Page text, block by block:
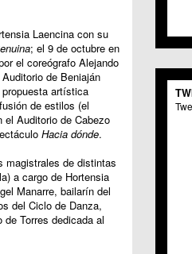
Laencina con su
; el 9 de octubre en
el coreógrafo Alejando
de Beniaján
artística
de estilos (el
Auditorio de Cabezo
Hacia dónde.
magistrales de distintas
a cargo de Hortensia
Manarre, bailarín del
del Ciclo de Danza,
Torres dedicada al